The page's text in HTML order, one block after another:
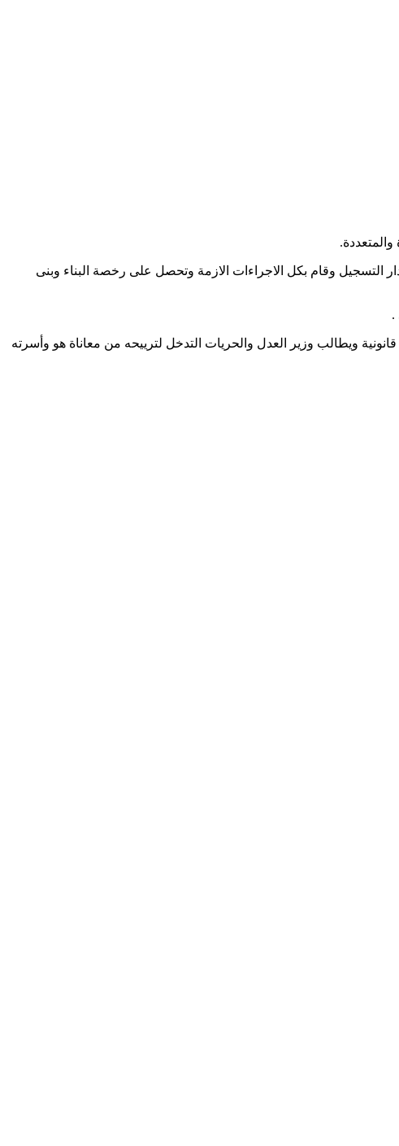
القانونية بدار التسجيل وقام بكل الاجراءات الازمة وتحصل على رخصة البناء وبنى
.
ويطالب وزير العدل والحريات التدخل لترييحه من معاناة هو وأسرته